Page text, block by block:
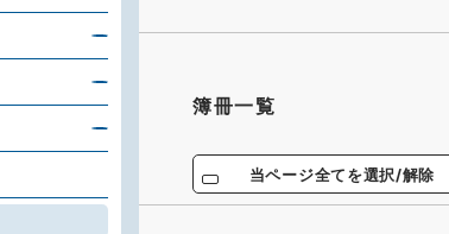
簿冊一覧
当ページ全てを選択/解除